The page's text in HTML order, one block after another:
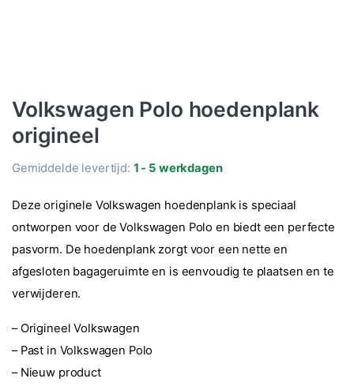
Volkswagen Polo hoedenplank
origineel
Gemiddelde levertijd: 1 - 5 werkdagen
Deze originele Volkswagen hoedenplank is speciaal
ontworpen voor de Volkswagen Polo en biedt een perfecte
pasvorm. De hoedenplank zorgt voor een nette en
afgesloten bagageruimte en is eenvoudig te plaatsen en te
verwijderen.
– Origineel Volkswagen
– Past in Volkswagen Polo
– Nieuw product